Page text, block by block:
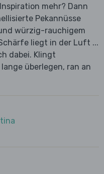
mehr? Dann
Pekannüsse
würzig-rauchigem
liegt in der Luft ...
dabei. Klingt
überlegen, ran an